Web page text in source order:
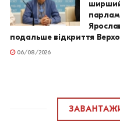
подальше відкриття
06/08/2026